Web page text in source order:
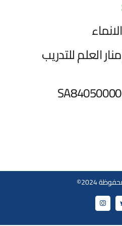
الاعلانات
البنكية
العلم للتدريب
2024©
Instagram